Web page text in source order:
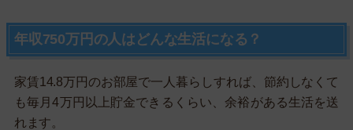
年収750万円の人はどんな生活になる？
家賃14.8万円のお部屋で一人暮らしすれば、節約しなくて
も毎月4万円以上貯金できるくらい、余裕がある生活を送
れます。